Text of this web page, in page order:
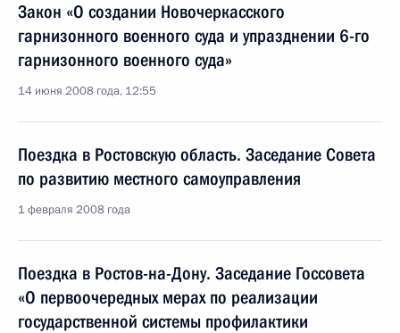
Закон «О создании Новочеркасского
гарнизонного военного суда и упразднении 6-го
гарнизонного военного суда»
14 июня 2008 года, 12:55
Поездка в Ростовскую область. Заседание Совета
по развитию местного самоуправления
1 февраля 2008 года
Поездка в Ростов-на-Дону. Заседание Госсовета
«О первоочередных мерах по реализации
государственной системы профилактики